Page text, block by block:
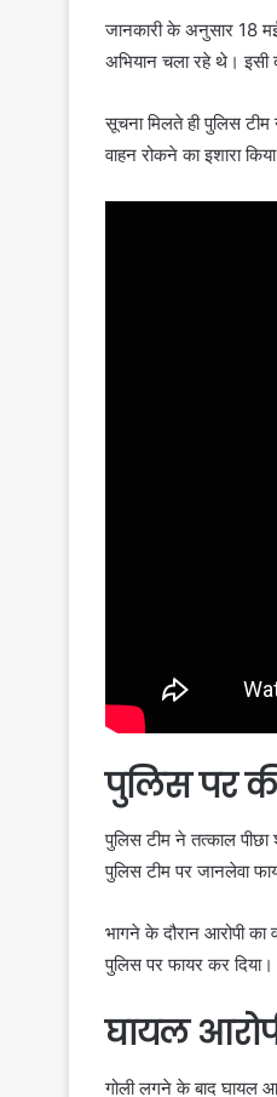
जानकारी के अनुसार 18
अभियान चला रहे थे। इसी
सूचना मिलते ही पुलिस
वाहन रोकने का इशारा
पुलिस पर
पुलिस टीम ने तत्काल
पुलिस टीम पर जानलेवा
भागने के दौरान आरोपी
पुलिस पर फायर कर दिया।
घायल
गोली लगने के बाद घायल